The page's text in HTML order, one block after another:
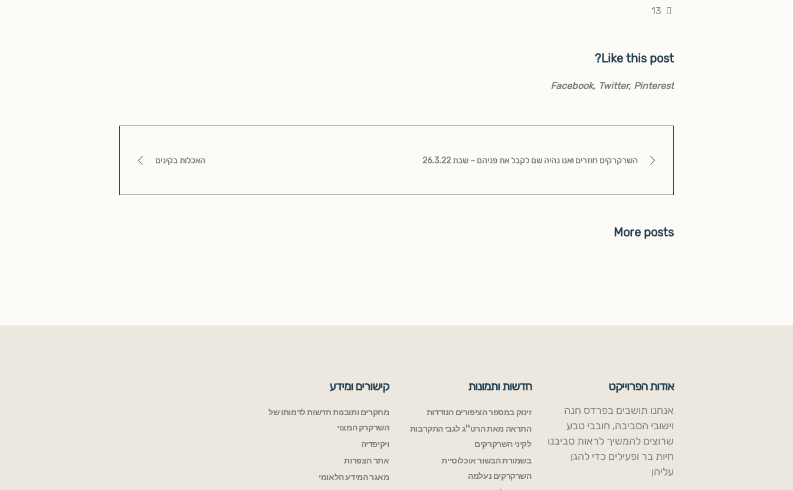
13
Like this post?
Facebook Twitter Pinterest
האכלות בקינים השרקרקים חוזרים ואנו נהיה שם לקבל את פניהם – שבת 26.3.22
More posts
קישורים ומידע
מחקרים ותובנות חדשות לדמותו של
השרקרק המצוי
ויקיפדיה
אתר הצפרות
מאגר המידע הלאומי
חדשות ותמונות
זינוק במספר הציפורים הנודדות
התראה מאת הרט”ג לגבי התקרבות
לקיני השרקרקים
בשמורת הבשור אוכלוסיית
השרקרקים נעלמה
אודות הפרוייקט
אנחנו תושבים בפרדס חנה
וישובי הסביבה, חובבי טבע
שרוצים להמשיך לראות סביבנו
חיות בר ופעילים כדי להגן
עליהן